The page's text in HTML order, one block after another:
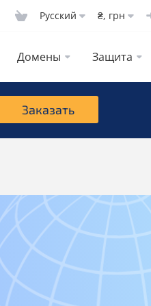
Русcкий ₴, грн
Домены Защита
Заказать